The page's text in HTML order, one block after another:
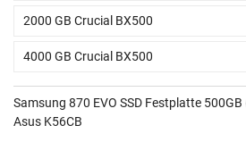
2000 GB Crucial BX500
4000 GB Crucial BX500
Samsung 870 EVO SSD Festplatte
Asus K56CB